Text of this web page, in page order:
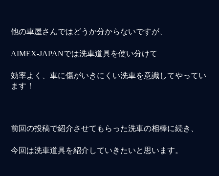
他の車屋さんではどうか分からないですが、
AIMEX-JAPANでは洗車道具を使い分けて
効率よく、車に傷がいきにくい洗車を意識してやってい
ます！
前回の投稿で紹介させてもらった洗車の相棒に続き、
今回は洗車道具を紹介していきたいと思います。